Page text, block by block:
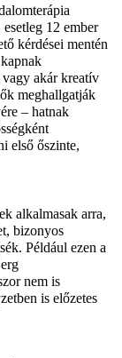
esetleg 12 ember
kérdései mentén
akár kreatív
meghallgatják
– hatnak
első őszinte,
alkalmasak arra,
bizonyos
Például ezen a
nem is
is előzetes